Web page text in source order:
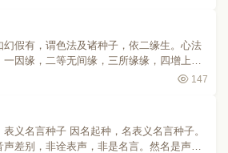
在。又成此时名..
假有，谓色法及诸种子，依二缘生。心法
因缘，二等无间缘，三所缘缘，四增上缘
辨自果，此体有二：一种子，二现行。 一、
起同时自类果..
147
义名言种子 因名起种，名表义名言种子。
差别，非诠表声，非是名言。然名是声之